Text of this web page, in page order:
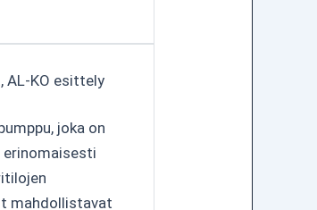
AL-KO esittely
joka on
erinomaisesti
mahdollistavat